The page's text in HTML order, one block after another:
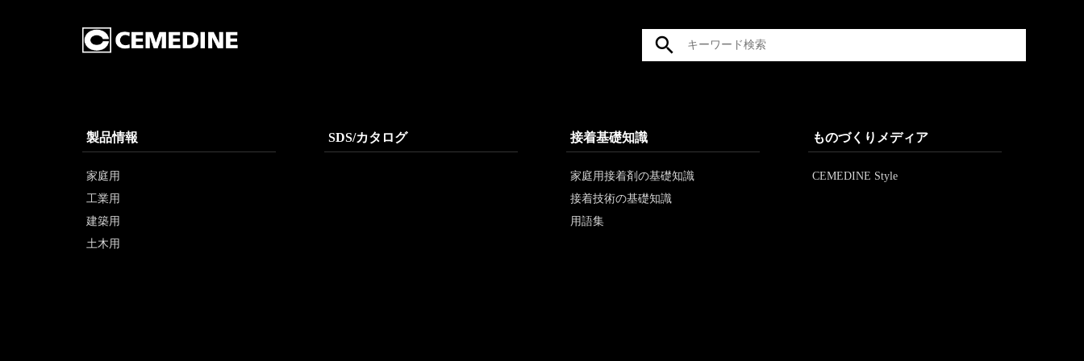
製品情報
家庭用
工業用
建築用
土木用
SDS/カタログ 接着基礎知識
家庭用接着剤の基礎知識
接着技術の基礎知識
用語集
ものづくりメディア
CEMEDINE Style